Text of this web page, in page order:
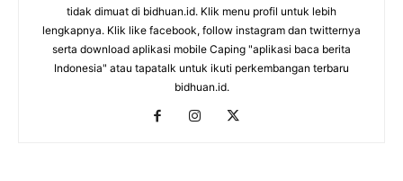
tidak dimuat di bidhuan.id. Klik menu profil untuk lebih
lengkapnya. Klik like facebook, follow instagram dan twitternya
serta download aplikasi mobile Caping "aplikasi baca berita
Indonesia" atau tapatalk untuk ikuti perkembangan terbaru
bidhuan.id.